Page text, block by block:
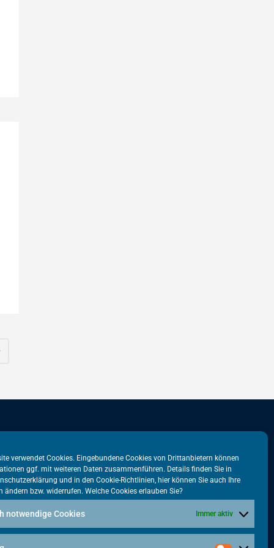
verwendet Cookies. Eingebundene Cookies von Drittanbietern können
ggf. mit weiteren Daten zusammenführen. Details finden Sie in
und in den Cookie-Richtlinien, hier können Sie auch Ihre
ändern bzw. widerrufen. Welche Cookies erlauben Sie?
notwendige Cookies Immer aktiv
31
38
VATM-Büro Brüssel
„House of Competition“
Rue de Trèves 49-51
+32 2 446 00 77